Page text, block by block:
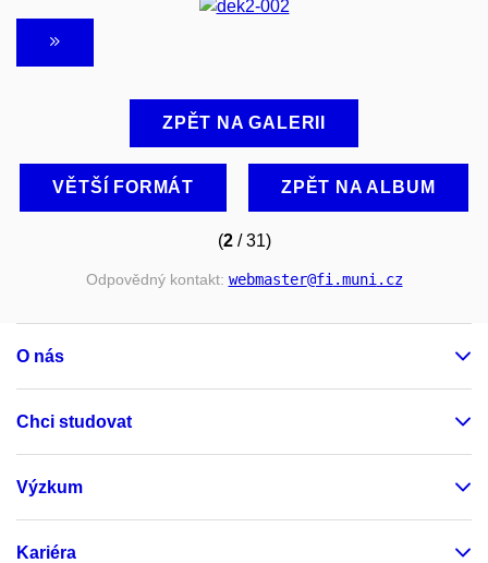
ZPĚT NA GALERII
VĚTŠÍ FORMÁT ZPĚT NA ALBUM
(2/ 31)
Odpovědný kontakt: webmaster@fi.muni.cz
O nás
Chci studovat
Výzkum
Kariéra